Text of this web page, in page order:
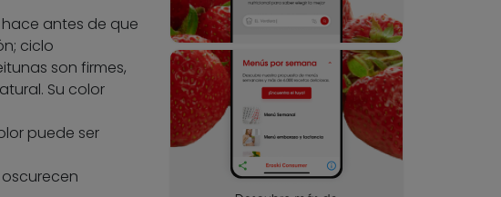
antes de que
ciclo
son firmes,
Su color
puede ser